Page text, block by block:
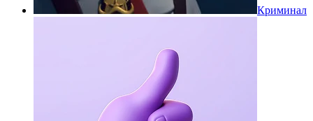
Криминал